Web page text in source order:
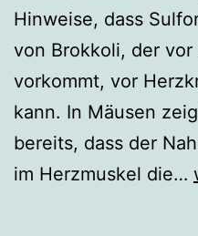
Hinweise, dass
von Brokkoli, der vor
vorkommt, vor
kann. In Mäusen
bereits, dass der
im Herzmuskel die…